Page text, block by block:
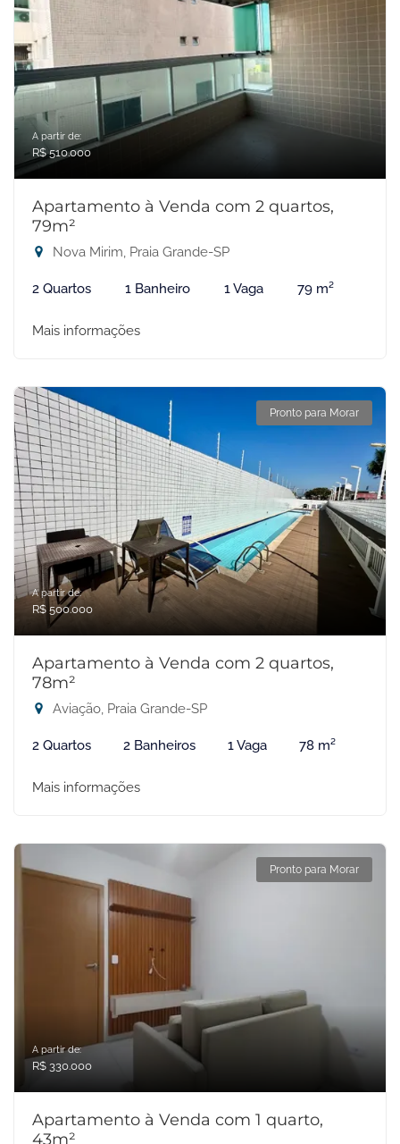
A partir de:
R$ 510.000
Apartamento à Venda com 2 quartos,
79m²
Nova Mirim, Praia Grande-SP
2 Quartos 1 Banheiro 1 Vaga 79 m²
Mais informações
Pronto para Morar
A partir de:
R$ 500.000
Apartamento à Venda com 2 quartos,
78m²
Aviação, Praia Grande-SP
2 Quartos 2 Banheiros 1 Vaga 78 m²
Mais informações
Pronto para Morar
A partir de:
R$ 330.000
Apartamento à Venda com 1 quarto,
43m²